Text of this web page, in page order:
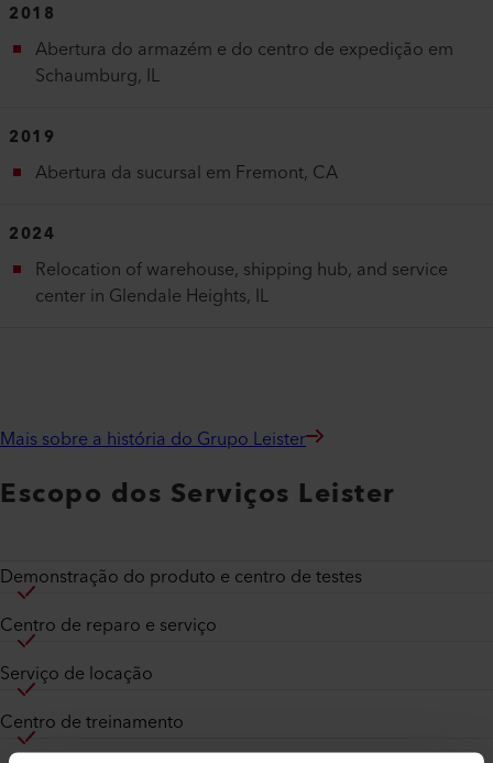
2018
Abertura do armazém e do centro de expedição em
Schaumburg, IL
2019
Abertura da sucursal em Fremont, CA
2024
Relocation of warehouse, shipping hub, and service
center in Glendale Heights, IL
Mais sobre a história do Grupo Leister
Escopo dos Serviços Leister
Demonstração do produto e centro de testes
Centro de reparo e serviço
Serviço de locação
Centro de treinamento